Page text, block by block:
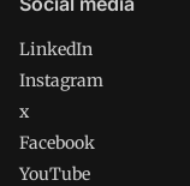
LinkedIn
Instagram
x
Facebook
YouTube